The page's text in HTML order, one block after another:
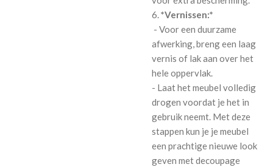
6.*Vernissen:*
- Voor een duurzame
afwerking, breng een laag
vernis of lak aan over het
hele oppervlak.
- Laat het meubel volledig
drogen voordat je het in
gebruik neemt. Met deze
stappen kun je je meubel
een prachtige nieuwe look
geven met decoupage